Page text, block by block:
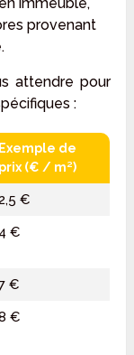
provenant
attendre pour
:
Exemple de
prix (€ / m²)
2,5 €
4 €
€
€